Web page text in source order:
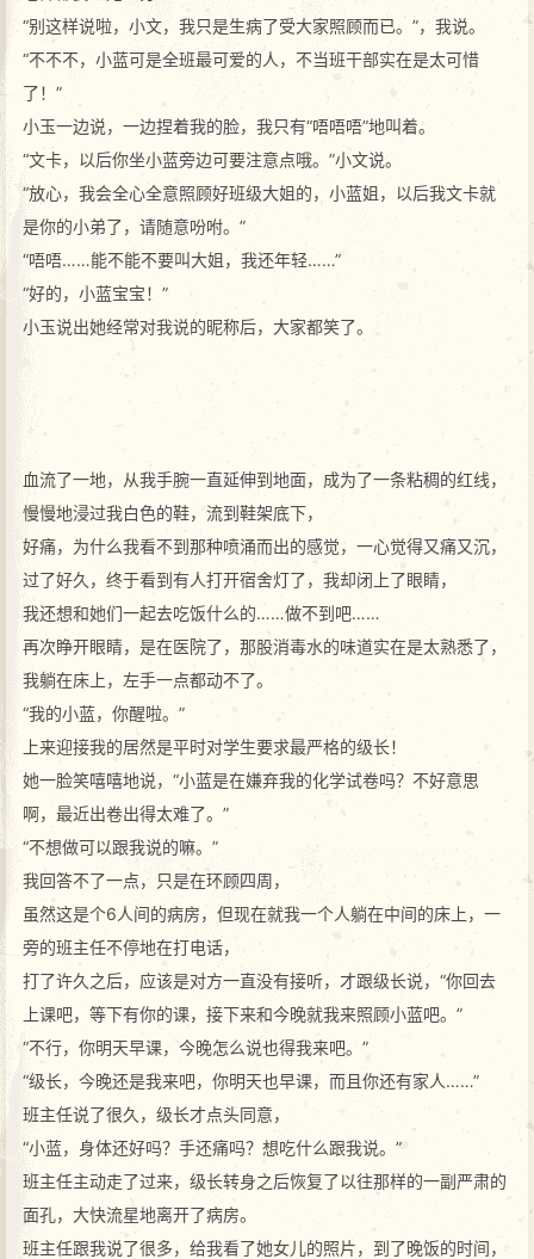
“别这样说啦，小文，我只是生病了受大家照顾而已。”，我说。
“不不不，小蓝可是全班最可爱的人，不当班干部实在是太可惜
了！”
小玉一边说，一边捏着我的脸，我只有“唔唔唔”地叫着。
“文卡，以后你坐小蓝旁边可要注意点哦。”小文说。
“放心，我会全心全意照顾好班级大姐的，小蓝姐，以后我文卡就
是你的小弟了，请随意吩咐。”
“唔唔……能不能不要叫大姐，我还年轻……”
“好的，小蓝宝宝！”
小玉说出她经常对我说的昵称后，大家都笑了。
血流了一地，从我手腕一直延伸到地面，成为了一条粘稠的红线，
慢慢地浸过我白色的鞋，流到鞋架底下，
好痛，为什么我看不到那种喷涌而出的感觉，一心觉得又痛又沉，
过了好久，终于看到有人打开宿舍灯了，我却闭上了眼睛，
我还想和她们一起去吃饭什么的……做不到吧……
再次睁开眼睛，是在医院了，那股消毒水的味道实在是太熟悉了，
我躺在床上，左手一点都动不了。
“我的小蓝，你醒啦。”
上来迎接我的居然是平时对学生要求最严格的级长！
她一脸笑嘻嘻地说，“小蓝是在嫌弃我的化学试卷吗？不好意思
啊，最近出卷出得太难了。”
“不想做可以跟我说的嘛。”
我回答不了一点，只是在环顾四周，
虽然这是个6人间的病房，但现在就我一个人躺在中间的床上，一
旁的班主任不停地在打电话，
打了许久之后，应该是对方一直没有接听，才跟级长说，“你回去
上课吧，等下有你的课，接下来和今晚就我来照顾小蓝吧。”
“不行，你明天早课，今晚怎么说也得我来吧。”
“级长，今晚还是我来吧，你明天也早课，而且你还有家人……”
班主任说了很久，级长才点头同意，
“小蓝，身体还好吗？手还痛吗？想吃什么跟我说。”
班主任主动走了过来，级长转身之后恢复了以往那样的一副严肃的
面孔，大快流星地离开了病房。
班主任跟我说了很多，给我看了她女儿的照片，到了晚饭的时间，